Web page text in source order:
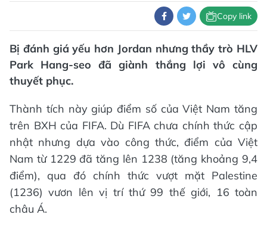
Copy link
Bị đánh giá yếu hơn Jordan nhưng thầy trò HLV
Park Hang-seo đã giành thắng lợi vô cùng
thuyết phục.
Thành tích này giúp điểm số của Việt Nam tăng
trên BXH của FIFA. Dù FIFA chưa chính thức cập
nhật nhưng dựa vào công thức, điểm của Việt
Nam từ 1229 đã tăng lên 1238 (tăng khoảng 9,4
điểm), qua đó chính thức vượt mặt Palestine
(1236) vươn lên vị trí thứ 99 thế giới, 16 toàn
châu Á.